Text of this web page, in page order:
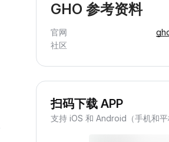
GHO 参考资料
官网
社区
扫码下载 APP
支持 iOS 和 Android（手机和平